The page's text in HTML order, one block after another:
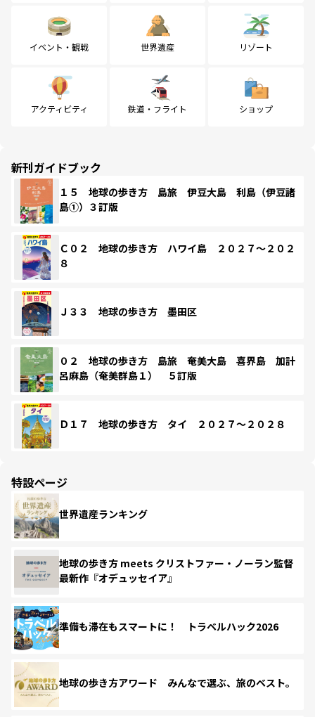
イベント・観戦 世界遺産 リゾート
アクティビティ 鉄道・フライト ショップ
新刊ガイドブック
１５ 地球の歩き方 島旅 伊豆大島 利島（伊豆諸
島①）３訂版
Ｃ０２ 地球の歩き方 ハワイ島 ２０２７～２０２
８
Ｊ３３ 地球の歩き方 墨田区
０２ 地球の歩き方 島旅 奄美大島 喜界島 加計
呂麻島（奄美群島１） ５訂版
Ｄ１７ 地球の歩き方 タイ ２０２７～２０２８
特設ページ
世界遺産ランキング
地球の歩き方 meets クリストファー・ノーラン監督
最新作『オデュッセイア』
準備も滞在もスマートに！ トラベルハック2026
地球の歩き方アワード みんなで選ぶ、旅のベスト。